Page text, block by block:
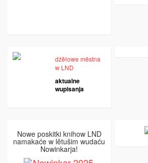
dźěłowe městna
w LND
aktualne
wupisanja
Nowe poskitki knihow LND
namakaće w lětušim wudaću
Nowinkarja!